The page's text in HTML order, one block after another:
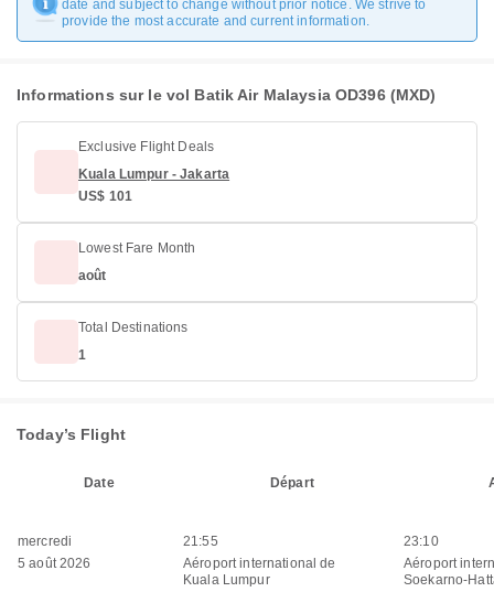
date and subject to change without prior notice. We strive to
provide the most accurate and current information.
Informations sur le vol Batik Air Malaysia OD396 (MXD)
Exclusive Flight Deals
Kuala Lumpur - Jakarta
US$ 101
Lowest Fare Month
août
Total Destinations
1
Today’s Flight
Date Départ
mercredi
5 août 2026
21:55
Aéroport international de
Kuala Lumpur
23:10
Aéroport
Soekarno-